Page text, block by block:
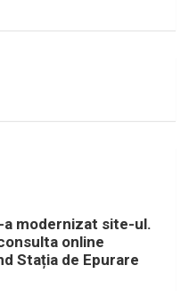
a modernizat site-ul.
online
Stația de Epurare